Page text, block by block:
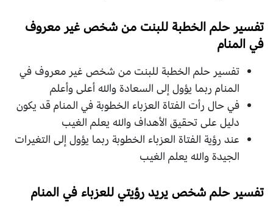
تفسير حلم الخطبة للبنت من شخص غير معروف
في المنام
تفسير حلم الخطبة للبنت من شخص غير معروف في
المنام ربما يؤول إلى السعادة والله أعلى وأعلم
في حال رأت الفتاة العزباء الخطوبة في المنام قد يكون
دليل على تحقيق الأهداف والله يعلم الغيب
عند رؤية الفتاة العزباء الخطوبة ربما يؤول إلى التغيرات
الجيدة والله يعلم الغيب
تفسير حلم شخص يريد رؤيتي للعزباء في المنام